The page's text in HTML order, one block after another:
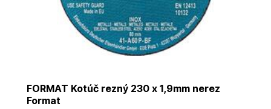
FORMAT Kotúč rezný 230 x 1,9mm nerez
Format